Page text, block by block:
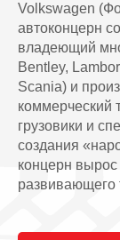
Volkswagen
автоконцерн
владеющий
Bentley,
Scania) и
коммерческий
грузовики и
создания
концерн вырос
развивающего